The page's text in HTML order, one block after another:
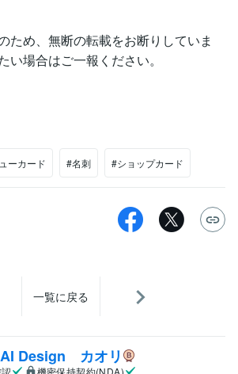
ため、無断の転載をお断りしていま
い場合はご一報ください。
ーカード #名刺 #ショップカード
一覧に戻る
Design カオリ
機密保持契約(NDA)